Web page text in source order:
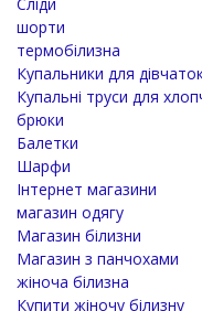
шорти
термобілизна
Купальники для
Купальні труси для
брюки
Балетки
Шарфи
Інтернет магазини
магазин одягу
Магазин білизни
Магазин з панчохами
жіноча білизна
Купити жіночу білизну